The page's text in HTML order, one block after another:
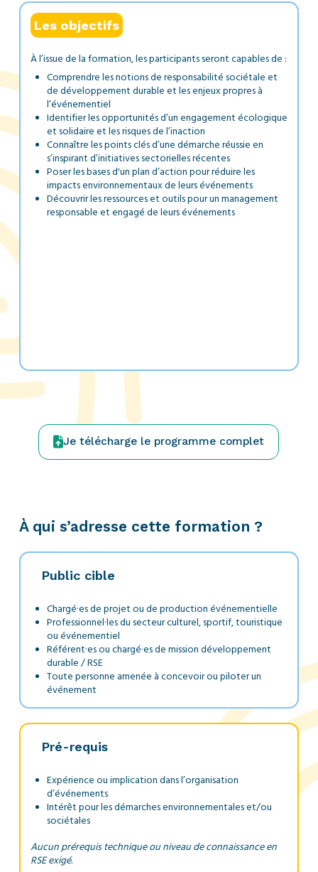
Les objectifs
À l’issue de la formation, les participants seront capables de :
Comprendre les notions de responsabilité sociétale et
de développement durable et les enjeux propres à
l’événementiel
Identifier les opportunités d’un engagement écologique
et solidaire et les risques de l’inaction
Connaître les points clés d’une démarche réussie en
s’inspirant d’initiatives sectorielles récentes
Poser les bases d'un plan d’action pour réduire les
impacts environnementaux de leurs événements
Découvrir les ressources et outils pour un management
responsable et engagé de leurs événements
Je télécharge le programme complet
À qui s’adresse cette formation ?
Public cible
Chargé·es de projet ou de production événementielle
Professionnel·les du secteur culturel, sportif, touristique
ou événementiel
Référent·es ou chargé·es de mission développement
durable / RSE
Toute personne amenée à concevoir ou piloter un
événement
Pré-requis
Expérience ou implication dans l’organisation
d’événements
Intérêt pour les démarches environnementales et/ou
sociétales
Aucun prérequis technique ou niveau de connaissance en
RSE exigé.